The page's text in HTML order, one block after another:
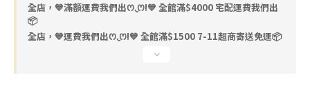
全店，💙滿額運費我們出ꯁ.̮ꯁ!💙 全館滿$4000 宅配運費我們出
📦
全店，💙運費我們出ꯁ.̮ꯁ!💙 全館滿$1500 7-11超商寄送免運📦